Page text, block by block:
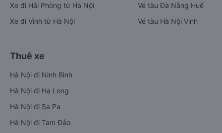
Xe đi Hải Phòng từ Hà Nội
Xe đi Vinh từ Hà Nội
Vé tàu Đà Nẵng Huế
Vé tàu Hà Nội Vinh
Thuê xe
Hà Nội đi Ninh Bình
Hà Nội đi Hạ Long
Hà Nội đi Sa Pa
Hà Nội đi Tam Đảo